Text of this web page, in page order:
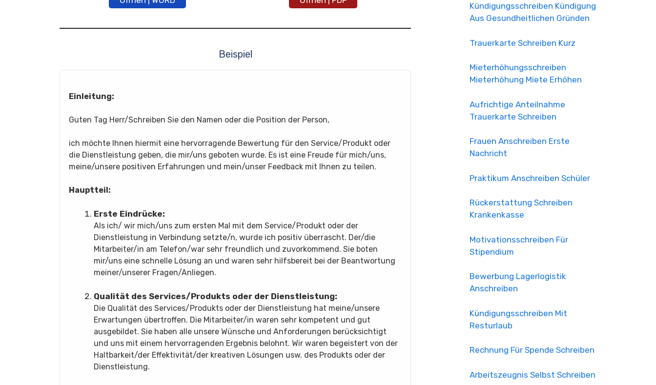
Beispiel
Einleitung:
Guten Tag Herr/Schreiben Sie den Namen oder die Position der Person,
ich möchte Ihnen hiermit eine hervorragende Bewertung für den Service/Produkt oder
die Dienstleistung geben, die mir/uns geboten wurde. Es ist eine Freude für mich/uns,
meine/unsere positiven Erfahrungen und mein/unser Feedback mit Ihnen zu teilen.
Hauptteil:
Erste Eindrücke:
Als ich/ wir mich/uns zum ersten Mal mit dem Service/Produkt oder der
Dienstleistung in Verbindung setzte/n, wurde ich positiv überrascht. Der/die
Mitarbeiter/in am Telefon/war sehr freundlich und zuvorkommend. Sie boten
mir/uns eine schnelle Lösung an und waren sehr hilfsbereit bei der Beantwortung
meiner/unserer Fragen/Anliegen.
Qualität des Services/Produkts oder der Dienstleistung:
Die Qualität des Services/Produkts oder der Dienstleistung hat meine/unsere
Erwartungen übertroffen. Die Mitarbeiter/in waren sehr kompetent und gut
ausgebildet. Sie haben alle unsere Wünsche und Anforderungen berücksichtigt
und uns mit einem hervorragenden Ergebnis belohnt. Wir waren begeistert von der
Haltbarkeit/der Effektivität/der kreativen Lösungen usw. des Produkts oder der
Dienstleistung.
Kündigungsschreiben Kündigung
Aus Gesundheitlichen Gründen
Trauerkarte Schreiben Kurz
Mieterhöhungsschreiben
Mieterhöhung Miete Erhöhen
Aufrichtige Anteilnahme
Trauerkarte Schreiben
Frauen Anschreiben Erste
Nachricht
Praktikum Anschreiben Schüler
Rückerstattung Schreiben
Krankenkasse
Motivationsschreiben Für
Stipendium
Bewerbung Lagerlogistik
Anschreiben
Kündigungsschreiben Mit
Resturlaub
Rechnung Für Spende Schreiben
Arbeitszeugnis Selbst Schreiben